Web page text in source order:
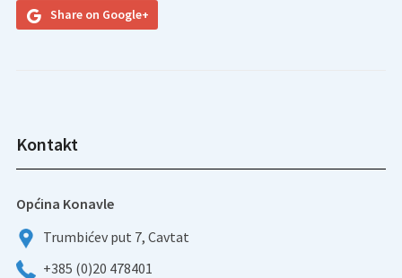
Share on Google+
Kontakt
Općina Konavle
Trumbićev put 7, Cavtat
+385 (0)20 478401